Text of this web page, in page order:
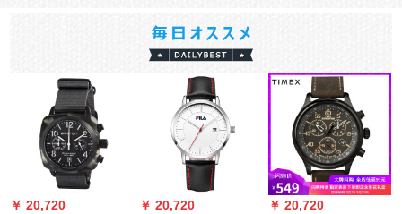
￥ 20,720
￥ 20,720
￥ 20,720